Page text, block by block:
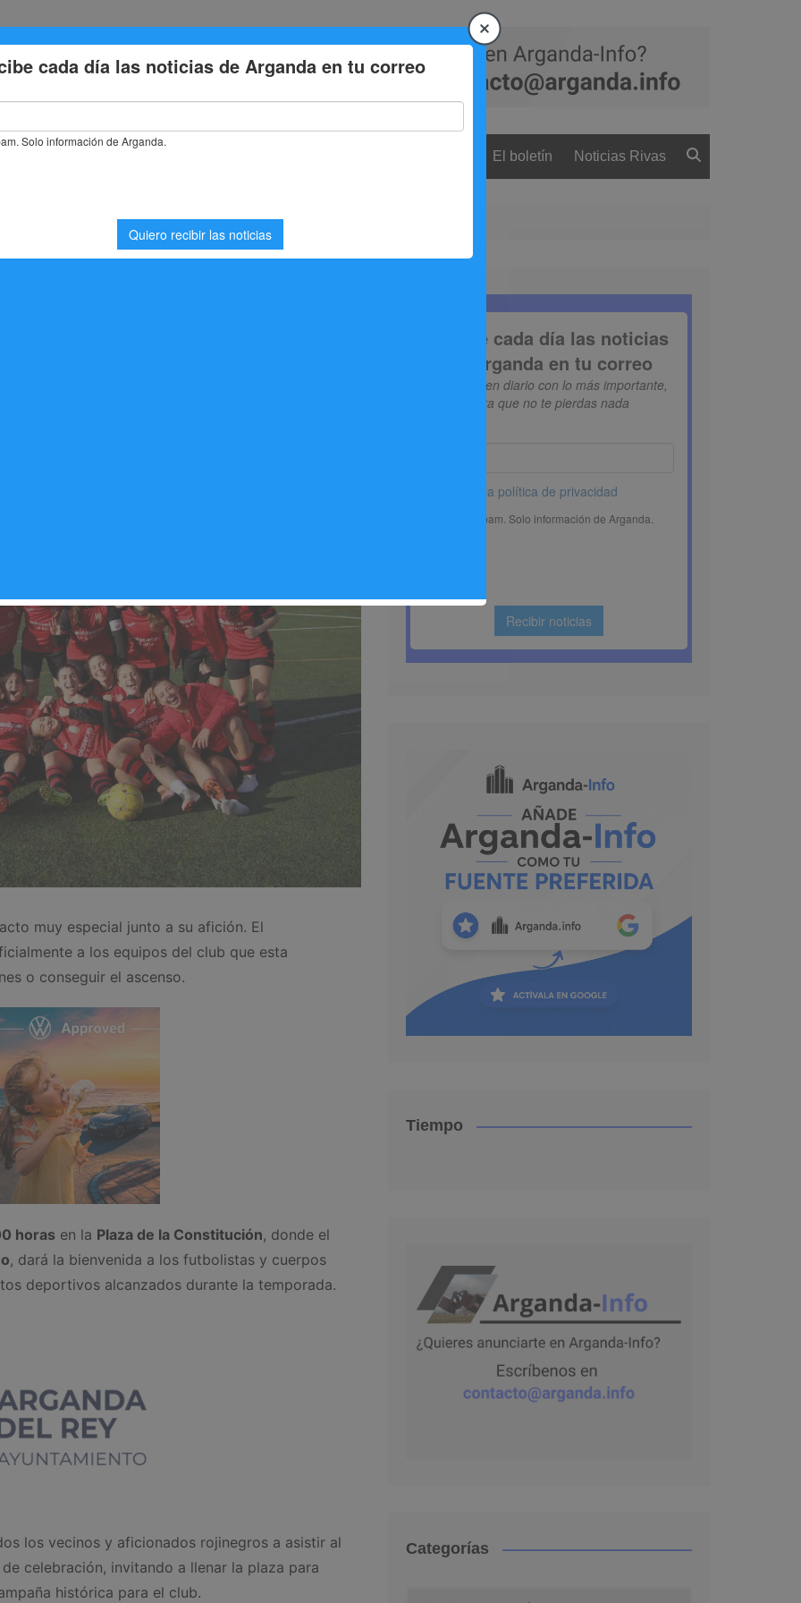
El boletín Noticias Rivas
recibirá hoy lunes a los equipos campeones y ascendidos de la A.D. Arganda C.F.
hoy lunes a los
ascendidos de la A.D.
muy especial junto a su afición. El
a los equipos del club que esta
o conseguir el ascenso.
horas en la Plaza de la Constitución, donde el
, dará la bienvenida a los futbolistas y cuerpos
deportivos alcanzados durante la temporada.
los vecinos y aficionados rojinegros a asistir al
celebración, invitando a llenar la plaza para
histórica para el club.
Tiempo
Categorías